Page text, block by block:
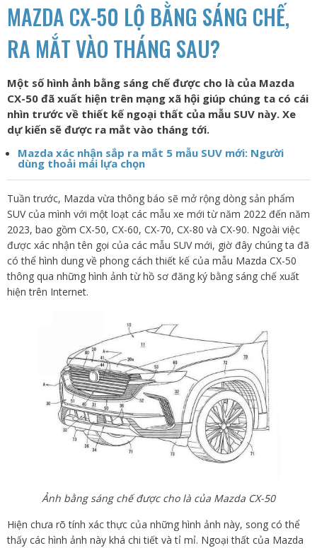
MAZDA CX-50 LỘ BẰNG SÁNG CHẾ,
RA MẮT VÀO THÁNG SAU?
Một số hình ảnh bằng sáng chế được cho là của Mazda
CX-50 đã xuất hiện trên mạng xã hội giúp chúng ta có cái
nhìn trước về thiết kế ngoại thất của mẫu SUV này. Xe
dự kiến sẽ được ra mắt vào tháng tới.
Mazda xác nhận sắp ra mắt 5 mẫu SUV mới: Người
dùng thoải mái lựa chọn
Tuần trước, Mazda vừa thông báo sẽ mở rộng dòng sản phẩm
SUV của mình với một loạt các mẫu xe mới từ năm 2022 đến năm
2023, bao gồm CX-50, CX-60, CX-70, CX-80 và CX-90. Ngoài việc
được xác nhận tên gọi của các mẫu SUV mới, giờ đây chúng ta đã
có thể hình dung về phong cách thiết kế của mẫu Mazda CX-50
thông qua những hình ảnh từ hồ sơ đăng ký bằng sáng chế xuất
hiện trên Internet.
Ảnh bằng sáng chế được cho là của Mazda CX-50
Hiện chưa rõ tính xác thực của những hình ảnh này, song có thể
thấy các hình ảnh này khá chi tiết và tỉ mỉ. Ngoại thất của Mazda